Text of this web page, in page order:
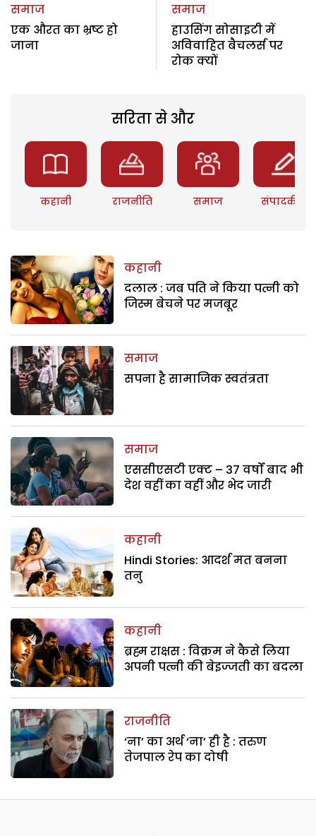
समाज
एक औरत का भ्रष्ट हो
जाना
समाज
हाउसिंग सोसाइटी में
अविवाहित बैचलर्स पर
रोक क्यों
सरिता से और
कहानी राजनीति समाज संपादकीय
कहानी
दलाल : जब पति ने किया पत्नी को
जिस्म बेचने पर मजबूर
समाज
सपना है सामाजिक स्वतंत्रता
समाज
एससीएसटी एक्ट – 37 वर्षों बाद भी
देश वहीं का वहीं और भेद जारी
कहानी
Hindi Stories: आदर्श मत बनना
तनु
कहानी
ब्रह्म राक्षस : विक्रम ने कैसे लिया
अपनी पत्नी की बेइज्जती का बदला
राजनीति
‘ना’ का अर्थ ‘ना’ ही है : तरुण
तेजपाल रेप का दोषी